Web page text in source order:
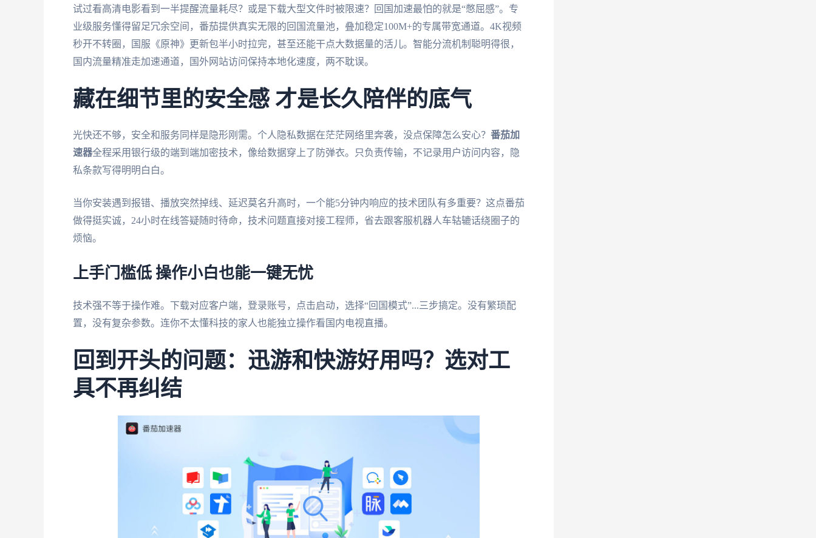
试过看高清电影看到一半提醒流量耗尽？或是下载大型文件时被限速？回国加速最怕的就是“憋屈感”。专
业级服务懂得留足冗余空间，番茄提供真实无限的回国流量池，叠加稳定100M+的专属带宽通道。4K视频
秒开不转圈，国服《原神》更新包半小时拉完，甚至还能干点大数据量的活儿。智能分流机制聪明得很，
国内流量精准走加速通道，国外网站访问保持本地化速度，两不耽误。
藏在细节里的安全感 才是长久陪伴的底气
光快还不够，安全和服务同样是隐形刚需。个人隐私数据在茫茫网络里奔袭，没点保障怎么安心？ 番茄加
速器全程采用银行级的端到端加密技术，像给数据穿上了防弹衣。只负责传输，不记录用户访问内容，隐
私条款写得明明白白。
当你安装遇到报错、播放突然掉线、延迟莫名升高时，一个能5分钟内响应的技术团队有多重要？这点番茄
做得挺实诚，24小时在线答疑随时待命，技术问题直接对接工程师，省去跟客服机器人车轱辘话绕圈子的
烦恼。
上手门槛低 操作小白也能一键无忧
技术强不等于操作难。下载对应客户端，登录账号，点击启动，选择“回国模式”...三步搞定。没有繁琐配
置，没有复杂参数。连你不太懂科技的家人也能独立操作看国内电视直播。
回到开头的问题：迅游和快游好用吗？选对工
具不再纠结